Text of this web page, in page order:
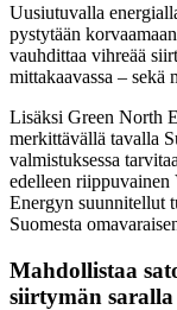
Uusiutuvalla
pystytään
vauhdittaa vihreää
mittakaavassa – sekä
Lisäksi Green North
merkittävällä tavalla
valmistuksessa
edelleen riippuvainen
Energyn suunnitellut
Suomesta
Mahdollistaa
siirtymän saralla